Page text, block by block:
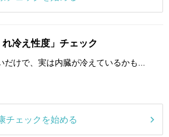
冷え性度」チェック
だけで、実は内臓が冷えているかも...
チェックを始める